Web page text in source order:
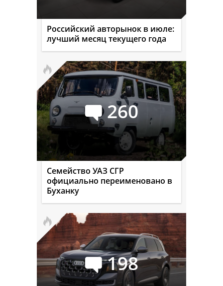
Российский авторынок в июле:
лучший месяц текущего года
260
Семейство УАЗ СГР
официально переименовано в
Буханку
198